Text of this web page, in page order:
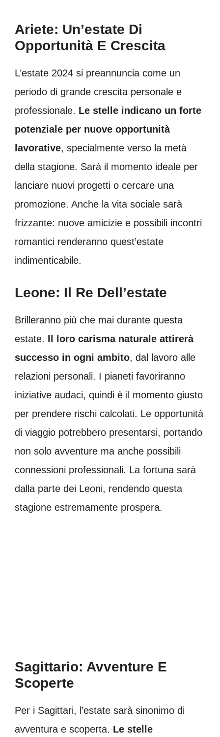
Ariete: Un’estate Di
Opportunità E Crescita
L’estate 2024 si preannuncia come un
periodo di grande crescita personale e
professionale. Le stelle indicano un forte
potenziale per nuove opportunità
lavorative, specialmente verso la metà
della stagione. Sarà il momento ideale per
lanciare nuovi progetti o cercare una
promozione. Anche la vita sociale sarà
frizzante: nuove amicizie e possibili incontri
romantici renderanno quest’estate
indimenticabile.
Leone: Il Re Dell’estate
Brilleranno più che mai durante questa
estate. Il loro carisma naturale attirerà
successo in ogni ambito, dal lavoro alle
relazioni personali. I pianeti favoriranno
iniziative audaci, quindi è il momento giusto
per prendere rischi calcolati. Le opportunità
di viaggio potrebbero presentarsi, portando
non solo avventure ma anche possibili
connessioni professionali. La fortuna sarà
dalla parte dei Leoni, rendendo questa
stagione estremamente prospera.
Sagittario: Avventure E
Scoperte
Per i Sagittari, l’estate sarà sinonimo di
avventura e scoperta. Le stelle